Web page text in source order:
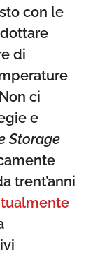
con le
di
ci
e
Storage
trent’anni